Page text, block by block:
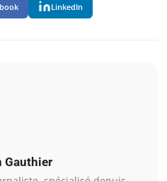
LinkedIn
Gauthier